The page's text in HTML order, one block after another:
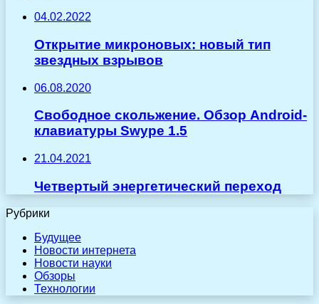
04.02.2022
Открытие микроновых: новый тип
звездных взрывов
06.08.2020
Свободное скольжение. Обзор Android-
клавиатуры Swype 1.5
21.04.2021
Четвертый энергетический переход
Рубрики
Будущее
Новости интернета
Новости науки
Обзоры
Технологии